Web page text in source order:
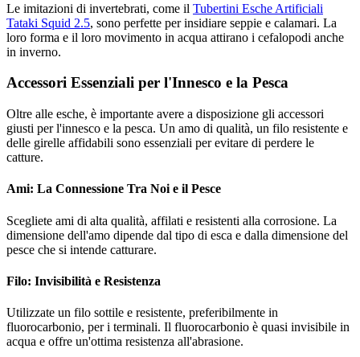
Le imitazioni di invertebrati, come il Tubertini Esche Artificiali
Tataki Squid 2.5, sono perfette per insidiare seppie e calamari. La
loro forma e il loro movimento in acqua attirano i cefalopodi anche
in inverno.
Accessori Essenziali per l'Innesco e la Pesca
Oltre alle esche, è importante avere a disposizione gli accessori
giusti per l'innesco e la pesca. Un amo di qualità, un filo resistente e
delle girelle affidabili sono essenziali per evitare di perdere le
catture.
Ami: La Connessione Tra Noi e il Pesce
Scegliete ami di alta qualità, affilati e resistenti alla corrosione. La
dimensione dell'amo dipende dal tipo di esca e dalla dimensione del
pesce che si intende catturare.
Filo: Invisibilità e Resistenza
Utilizzate un filo sottile e resistente, preferibilmente in
fluorocarbonio, per i terminali. Il fluorocarbonio è quasi invisibile in
acqua e offre un'ottima resistenza all'abrasione.